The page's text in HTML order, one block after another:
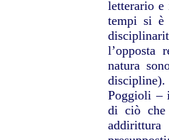
letterario e
tempi si è
l’opposta
natura
Poggioli –
di ciò che